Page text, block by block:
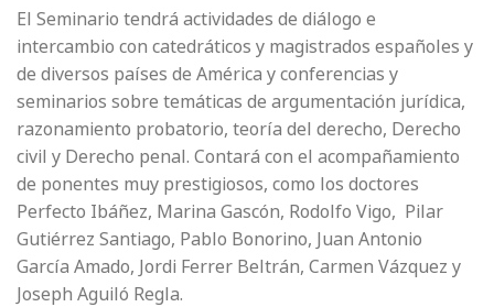
El Seminario tendrá actividades de diálogo e
intercambio con catedráticos y magistrados españoles y
de diversos países de América y conferencias y
seminarios sobre temáticas de argumentación jurídica,
razonamiento probatorio, teoría del derecho, Derecho
civil y Derecho penal. Contará con el acompañamiento
de ponentes muy prestigiosos, como los doctores
Perfecto Ibáñez, Marina Gascón, Rodolfo Vigo, Pilar
Gutiérrez Santiago, Pablo Bonorino, Juan Antonio
García Amado, Jordi Ferrer Beltrán, Carmen Vázquez y
Joseph Aguiló Regla.